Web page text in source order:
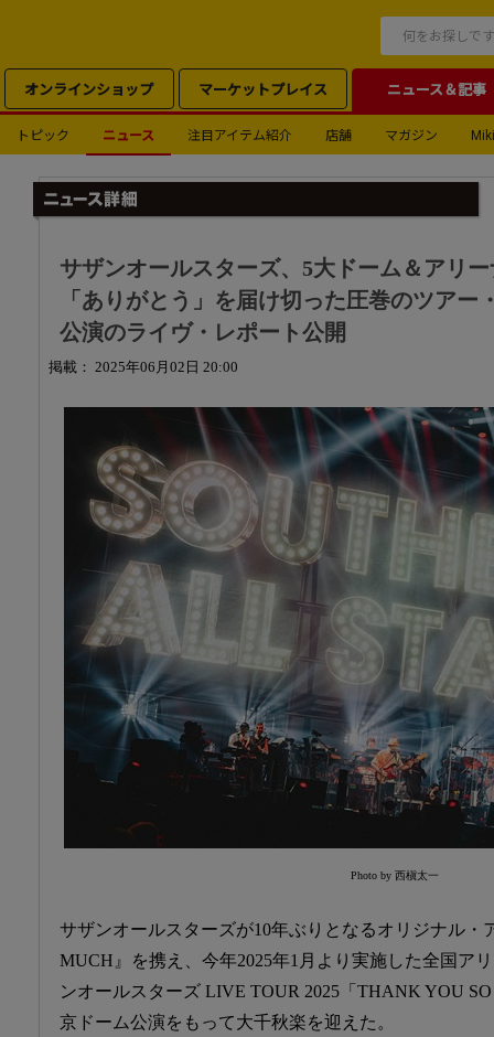
オンラインショップ マーケットプレイス ニュース＆記事
トピック ニュース 注目アイテム紹介 店舗 マガジン
サザンオールスターズ、5大ドーム＆アリ
「ありがとう」を届け切った圧巻のツアー
公演のライヴ・レポート公開
掲載： 2025年06月02日 20:00
Photo by 西槇太一
サザンオールスターズが10年ぶりとなるオリジナル・
MUCH』を携え、今年2025年1月より実施した全国ア
ンオールスターズ LIVE TOUR 2025「THANK YOU
京ドーム公演をもって大千秋楽を迎えた。